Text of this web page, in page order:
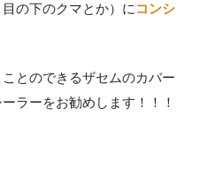
の下のクマとか）に コンシ
とのできるザセムのカバー
ラーをお勧めします！！！